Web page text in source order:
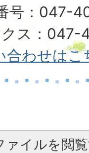
号：047-
クス：047-
合わせはこ
ァイルを閲